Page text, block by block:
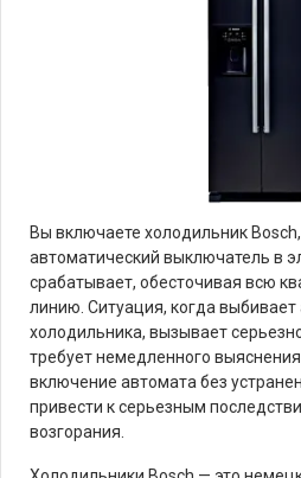
Вы включаете холодильник
автоматический выключатель в
срабатывает, обесточивая всю
линию. Ситуация, когда
холодильника, вызывает
требует немедленного
включение автомата без
привести к серьезным
возгорания.